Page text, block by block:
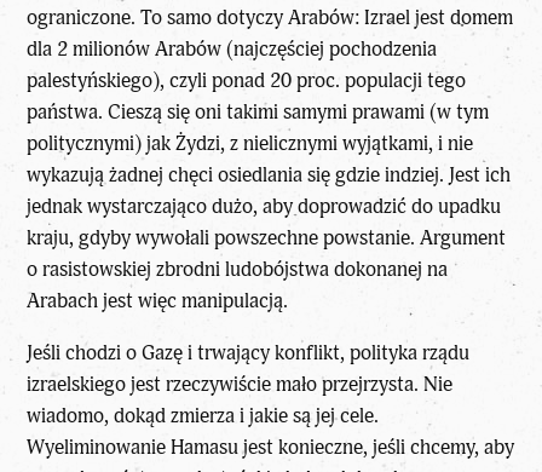
ograniczone. To samo dotyczy Arabów: Izrael jest domem
dla 2 milionów Arabów (najczęściej pochodzenia
palestyńskiego), czyli ponad 20 proc. populacji tego
państwa. Cieszą się oni takimi samymi prawami (w tym
politycznymi) jak Żydzi, z nielicznymi wyjątkami, i nie
wykazują żadnej chęci osiedlania się gdzie indziej. Jest ich
jednak wystarczająco dużo, aby doprowadzić do upadku
kraju, gdyby wywołali powszechne powstanie. Argument
o rasistowskiej zbrodni ludobójstwa dokonanej na
Arabach jest więc manipulacją.
Jeśli chodzi o Gazę i trwający konflikt,polityka rządu
izraelskiego jest rzeczywiście mało przejrzysta. Nie
wiadomo, dokąd zmierza i jakie są jej cele.
Wyeliminowanie Hamasu jest konieczne, jeśli chcemy, aby